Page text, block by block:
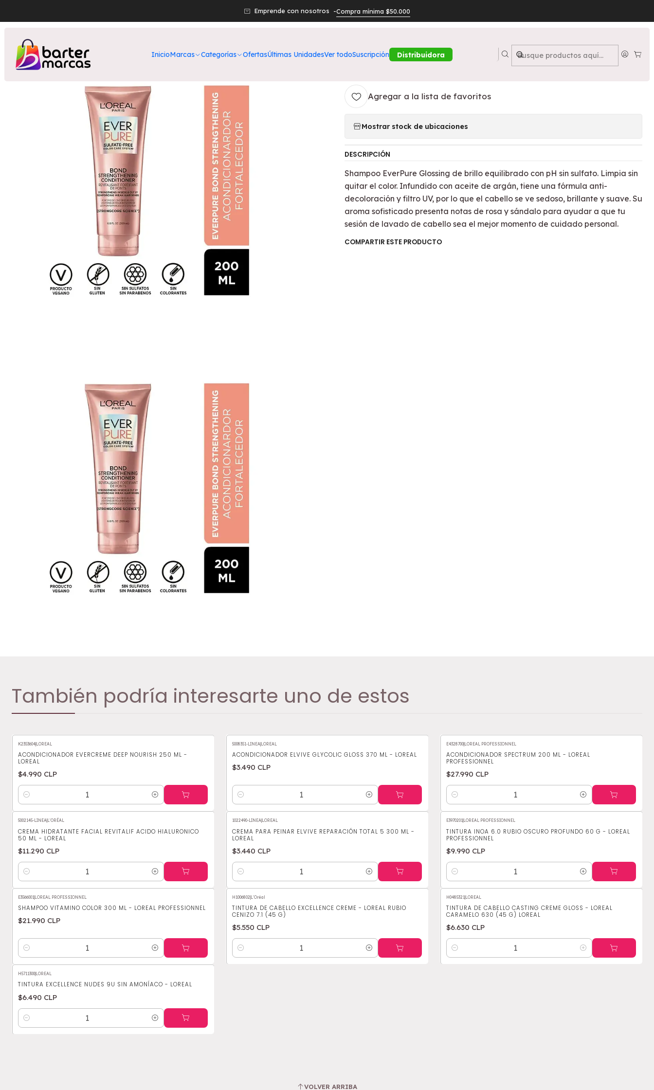
InicioMarcas Categorías OfertasÚltimas UnidadesVer todoSuscripción Distribuidora
Emprende con nosotros -Compra mínima $50.000
Loreal Acondicionador Loreal Everpure Bond 200 ML - LOREAL
Acondicionador Loreal Everpure Bond 200
ML - LOREAL
Agregar a la lista de favoritos
Mostrar stock de ubicaciones
DESCRIPCIÓN
Shampoo EverPure Glossing de brillo equilibrado con pH sin sulfato. Limpia sin
quitar el color. Infundido con aceite de argán, tiene una fórmula anti-
decoloración y filtro UV, por lo que el cabello se ve sedoso, brillante y suave. Su
aroma sofisticado presenta notas de rosa y sándalo para ayudar a que tu
sesión de lavado de cabello sea el mejor momento de cuidado personal.
COMPARTIR ESTE PRODUCTO
También podría interesarte uno de estos
K2353604 LOREAL
ACONDICIONADOR EVERCREME DEEP NOURISH 250 ML -
LOREAL
$4.990 CLP
Cantidad
5008351-LINEA| LOREAL
ACONDICIONADOR ELVIVE GLYCOLIC GLOSS 370 ML - LOREAL
$3.490 CLP
Cantidad
E4328700| LOREAL PROFESSIONNEL
ACONDICIONADOR SPECTRUM 200 ML - LOREAL
PROFESSIONNEL
$27.990 CLP
Cantidad
5002145-LINEA L'ORÉAL
CREMA HIDRATANTE FACIAL REVITALIF ACIDO HIALURONICO
50 ML - LOREAL
$11.290 CLP
Cantidad
1022490-LINEA| LOREAL
CREMA PARA PEINAR ELVIVE REPARACIÓN TOTAL 5 300 ML -
LOREAL
$3.440 CLP
Cantidad
E3970201| LOREAL PROFESSIONNEL
TINTURA INOA 6.0 RUBIO OSCURO PROFUNDO 60 G - LOREAL
PROFESSIONNEL
$9.990 CLP
Cantidad
E3566001 LOREAL PROFESSIONNEL
SHAMPOO VITAMINO COLOR 300 ML - LOREAL PROFESSIONNEL
$21.990 CLP
Cantidad
H1006802 L'Oréal
TINTURA DE CABELLO EXCELLENCE CREME - LOREAL RUBIO
CENIZO 7.1 (45 G)
$5.550 CLP
Cantidad
H0485321 LOREAL
TINTURA DE CABELLO CASTING CREME GLOSS - LOREAL
CARAMELO 630 (45 G) LOREAL
$6.630 CLP
Cantidad
H5711300 LOREAL
TINTURA EXCELLENCE NUDES 9U SIN AMONÍACO - LOREAL
$6.490 CLP
Cantidad
VOLVER ARRIBA